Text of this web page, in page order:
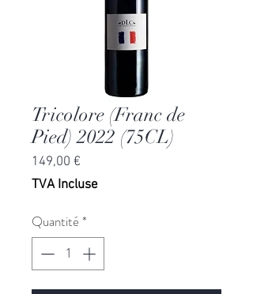
Tricolore (Franc de
Pied) 2022 (75CL)
149,00 €
TVA Incluse
Quantité*